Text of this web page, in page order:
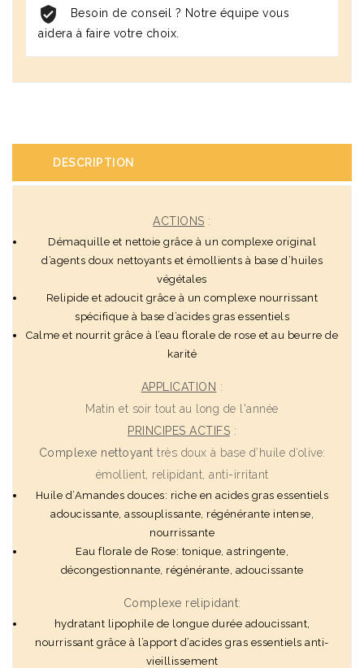
Besoin de conseil ? Notre équipe vous
aidera à faire votre choix.
DESCRIPTION
ACTIONS :
Démaquille et nettoie grâce à un complexe original
d’agents doux nettoyants et émollients à base d’huiles
végétales
Relipide et adoucit grâce à un complexe nourrissant
spécifique à base d’acides gras essentiels
Calme et nourrit grâce à l’eau florale de rose et au beurre de
karité
APPLICATION :
Matin et soir tout au long de l'année
PRINCIPES ACTIFS :
Complexe nettoyant très doux à base d’huile d’olive:
émollient, relipidant, anti-irritant
Huile d’Amandes douces: riche en acides gras essentiels
adoucissante, assouplissante, régénérante intense,
nourrissante
Eau florale de Rose: tonique, astringente,
décongestionnante, régénérante, adoucissante
Complexe relipidant:
hydratant lipophile de longue durée adoucissant,
nourrissant grâce à l’apport d’acides gras essentiels anti-
vieillissement